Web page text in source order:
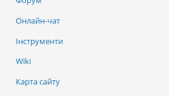
Онлайн-чат
Інструменти
Wiki
Карта сайту